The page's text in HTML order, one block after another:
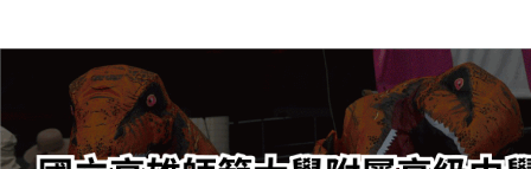
轉
要
內